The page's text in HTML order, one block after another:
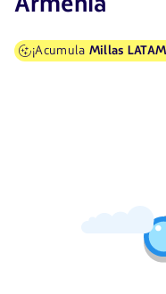
¡Acumula Millas